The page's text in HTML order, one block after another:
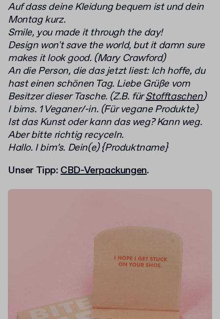
Auf dass deine Kleidung bequem ist und dein
Montag kurz.
Smile, you made it through the day!
Design won't save the world, but it damn sure
makes it look good. (Mary Crawford)
An die Person, die das jetzt liest: Ich hoffe, du
hast einen schönen Tag. Liebe Grüße vom
Besitzer dieser Tasche. (Z.B. fürStofftaschen)
I bims. 1 Veganer/-in. (Für vegane Produkte)
Ist das Kunst oder kann das weg? Kann weg.
Aber bitte richtig recyceln.
Hallo. I bim’s. Dein(e) {Produktname}
Unser Tipp:CBD-Verpackungen.